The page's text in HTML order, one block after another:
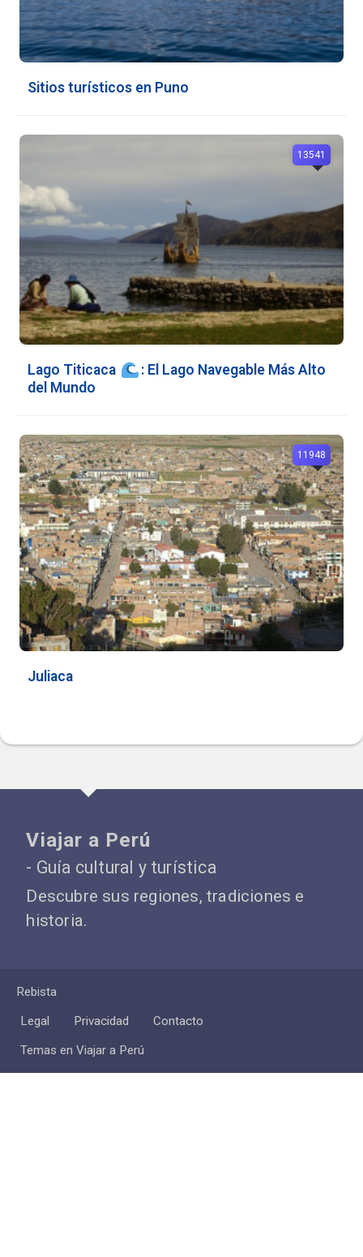
Sitios turísticos en Puno
Lago Titicaca
: El Lago Navegable Más Alto
del Mundo
13541
Juliaca
11948
Viajar a Perú
- Guía cultural y turística
Descubre sus regiones, tradiciones e
historia.
Rebista
Legal
Privacidad
Contacto
Temas en Viajar a Perú